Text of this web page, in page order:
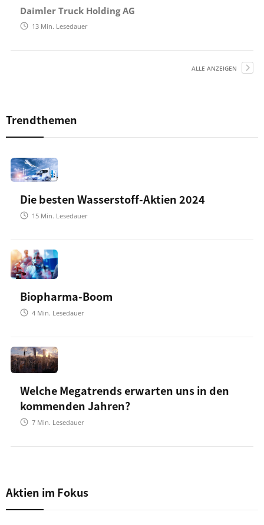
Daimler Truck Holding AG
13 Min. Lesedauer
ALLE ANZEIGEN
Trendthemen
Die besten Wasserstoff-Aktien 2024
15 Min. Lesedauer
Biopharma-Boom
4 Min. Lesedauer
Welche Megatrends erwarten uns in den
kommenden Jahren?
7 Min. Lesedauer
Aktien im Fokus